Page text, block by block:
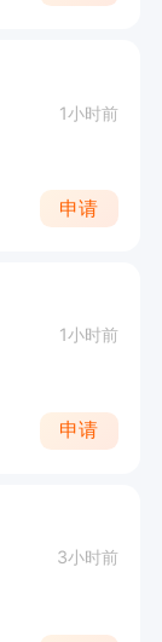
1小时前
申请
1小时前
申请
3小时前